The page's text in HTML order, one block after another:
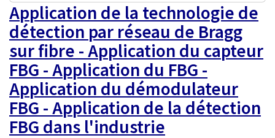
Application de la technologie de
détection par réseau de Bragg
sur fibre - Application du capteur
FBG - Application du FBG -
Application du démodulateur
FBG - Application de la détection
FBG dans l'industrie